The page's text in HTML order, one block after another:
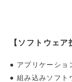
【ソフトウェア
アプリケーショ
組み込みソフト